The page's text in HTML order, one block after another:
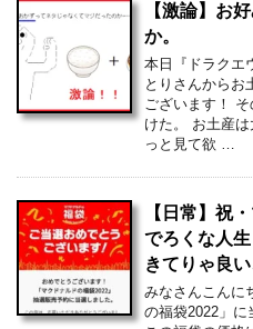
【激論】お
か。
本日『ドラクエ
とりさんからお
ございます！
けた。 お土産は
っと見て欲 …
【日常】祝
でろくな人
きてりゃ良い
みなさんこんに
の福袋2022」に